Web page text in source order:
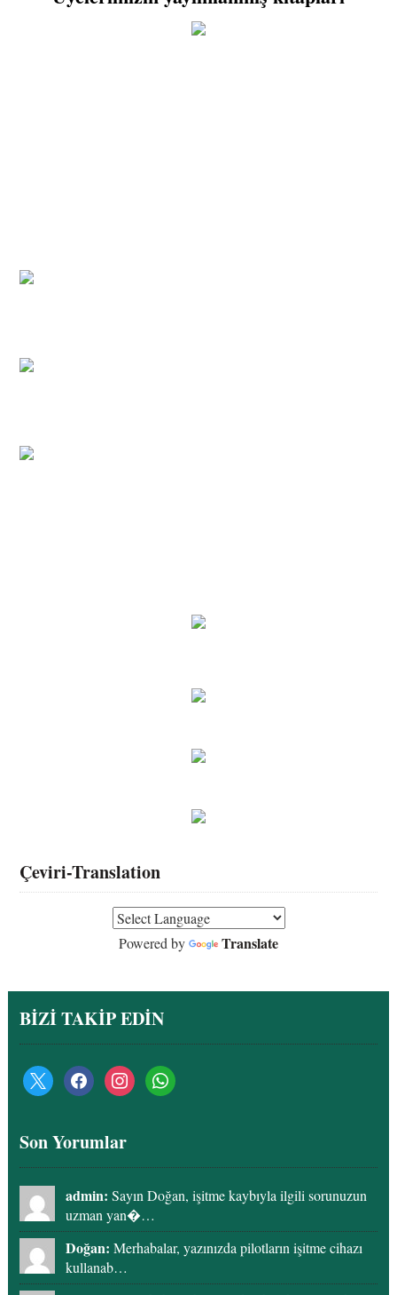
Çeviri-Translation
Powered by Translate
BİZİ TAKİP EDİN
x facebookinstagramwhatsapp
Son Yorumlar
admin: Sayın Doğan, işitme kaybıyla ilgili sorunuzun
uzman yan�…
Doğan: Merhabalar, yazınızda pilotların işitme cihazı
kullanab…